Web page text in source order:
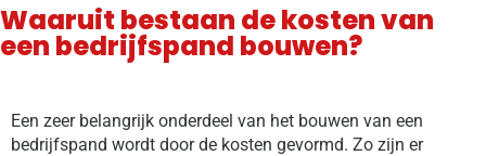
Waaruit bestaan de kosten van
een bedrijfspand bouwen?
Een zeer belangrijk onderdeel van het bouwen van een
bedrijfspand wordt door de kosten gevormd. Zo zijn er